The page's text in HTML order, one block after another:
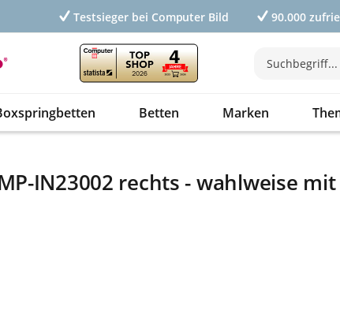
Testsieger bei Computer Bild 90.000
Betten Marken
IN23002 rechts - wahlweise
5 von 5 Sternen